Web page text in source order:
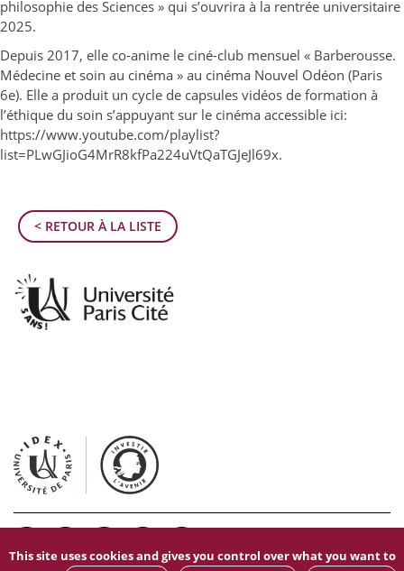
< RETOUR À LA LISTE
philosophie des Sciences » qui s’ouvrira à la rentrée universitaire
2025.
Depuis 2017, elle co-anime le ciné-club mensuel « Barberousse.
Médecine et soin au cinéma » au cinéma Nouvel Odéon (Paris
6e). Elle a produit un cycle de capsules vidéos de formation à
l’éthique du soin s’appuyant sur le cinéma accessible ici:
https://www.youtube.com/playlist?
list=PLwGJioG4MrR8kfPa224uVtQaTGJeJl69x.
Mentions légales|Données personnelles|Gestion des cookies|
This site uses cookies and gives you control over what you want to